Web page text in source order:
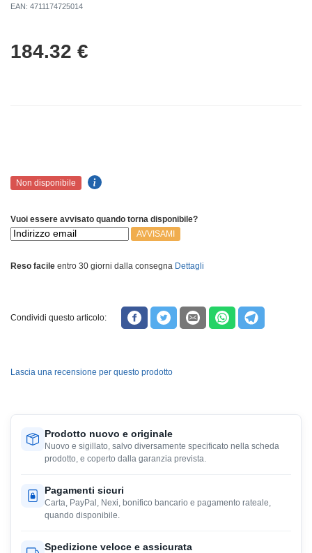
EAN: 4711174725014
184.32 €
Non disponibile
Vuoi essere avvisato quando torna disponibile?
AVVISAMI
Reso facile entro 30 giorni dalla consegna Dettagli
Condividi questo articolo:
Lascia una recensione per questo prodotto
Prodotto nuovo e originale
Nuovo e sigillato, salvo diversamente specificato nella scheda
prodotto, e coperto dalla garanzia prevista.
Pagamenti sicuri
Carta, PayPal, Nexi, bonifico bancario e pagamento rateale,
quando disponibile.
Spedizione veloce e assicurata